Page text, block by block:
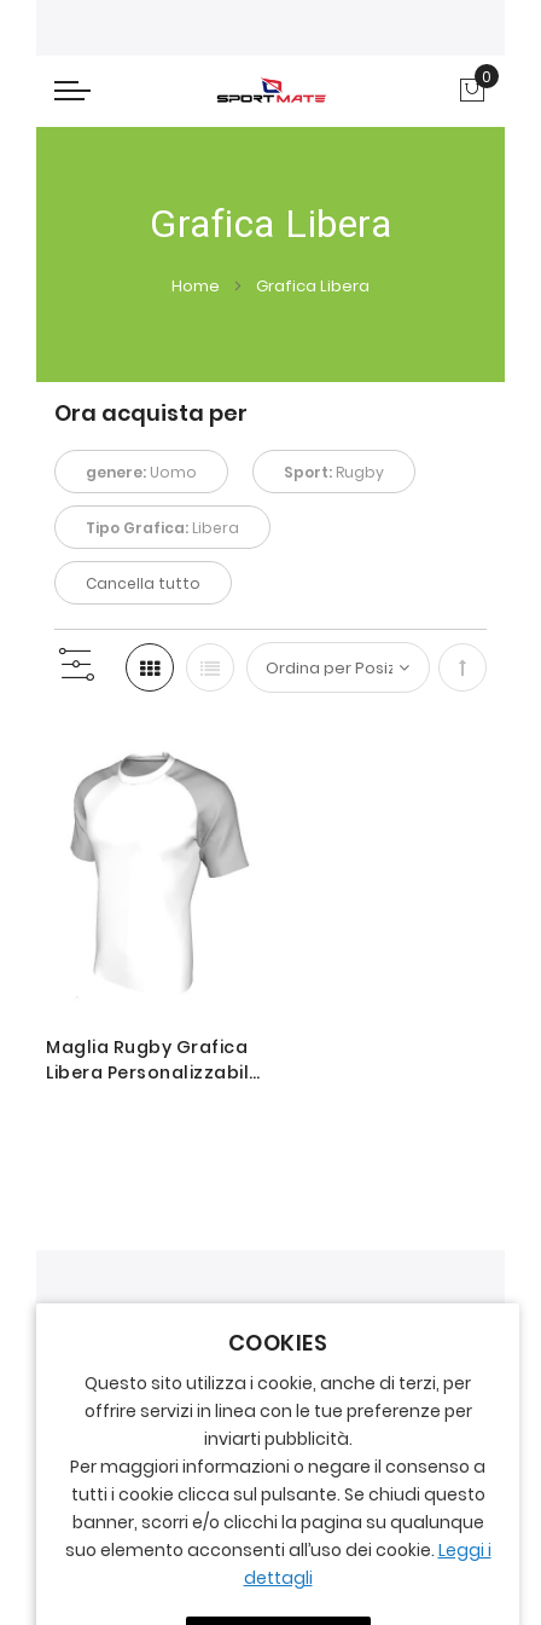
COOKIES
Questo sito utilizza i cookie, anche di terzi, per
offrire servizi in linea con le tue preferenze per
inviarti pubblicità.
Per maggiori informazioni o negare il consenso a
tutti i cookie clicca sul pulsante. Se chiudi questo
banner, scorri e/o clicchi la pagina su qualunque
suo elemento acconsenti all’uso dei cookie. Leggi i
dettagli
0
Grafica Libera
Home Grafica Libera
Ora acquista per
genere: Uomo Sport: Rugby
Tipo Grafica: Libera
Cancella tutto
Imposta
Maglia Rugby Grafica
Libera Personalizzabile